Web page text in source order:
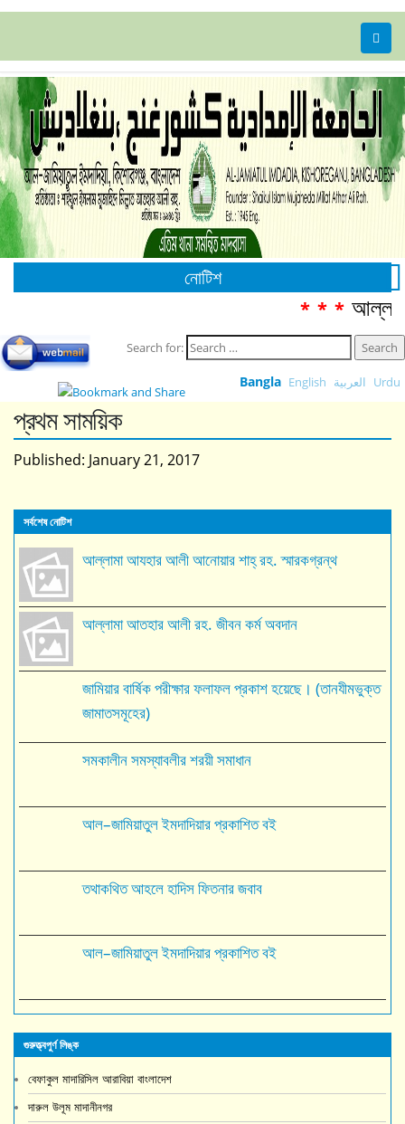
নোটিশ
***
Search for:
Bangla English العربية Urdu
প্রথম সাময়িক
Published: January 21, 2017
সর্বশেষ নোটিশ
আল্লামা আযহার আলী আনোয়ার শাহ্‌ রহ. স্মারকগ্রন্থ
আল্লামা আতহার আলী রহ. জীবন কর্ম অবদান
জামিয়ার বার্ষিক পরীক্ষার ফলাফল প্রকাশ হয়েছে। (তানযীমভুক্ত
জামাতসমূহের)
সমকালীন সমস্যাবলীর শরয়ী সমাধান
আল–জামিয়াতুল ইমদাদিয়ার প্রকাশিত বই
তথাকথিত আহলে হাদিস ফিতনার জবাব
আল–জামিয়াতুল ইমদাদিয়ার প্রকাশিত বই
গুরুত্ত্বপুর্ণ লিঙ্ক
বেফাকুল মাদারিসিল আরাবিয়া বাংলাদেশ
দারুল উলূম মাদানীনগর